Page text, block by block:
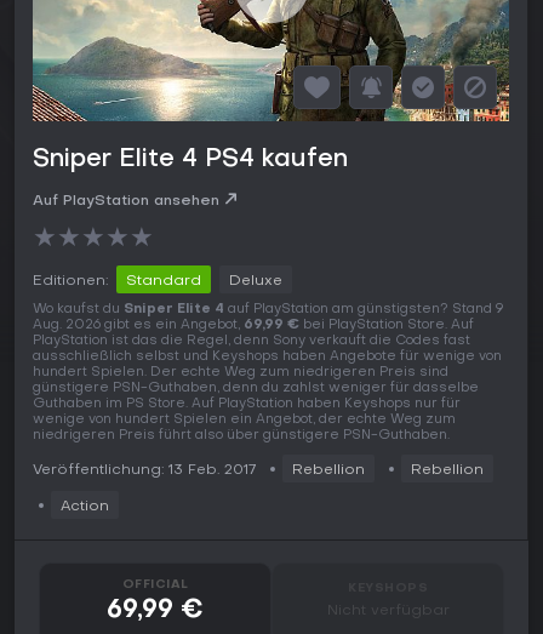
Sniper Elite 4 PS4 kaufen
Auf PlayStation ansehen
★★★★★
Editionen: Standard Deluxe
Wo kaufst du Sniper Elite 4 auf PlayStation am günstigsten? Stand 9
Aug. 2026 gibt es ein Angebot, 69,99 € bei PlayStation Store. Auf
PlayStation ist das die Regel, denn Sony verkauft die Codes fast
ausschließlich selbst und Keyshops haben Angebote für wenige von
hundert Spielen. Der echte Weg zum niedrigeren Preis sind
günstigere PSN-Guthaben, denn du zahlst weniger für dasselbe
Guthaben im PS Store. Auf PlayStation haben Keyshops nur für
wenige von hundert Spielen ein Angebot, der echte Weg zum
niedrigeren Preis führt also über günstigere PSN-Guthaben.
Veröffentlichung: 13 Feb. 2017 Rebellion Rebellion
Action
OFFICIAL
69,99 € Nicht verfügbar